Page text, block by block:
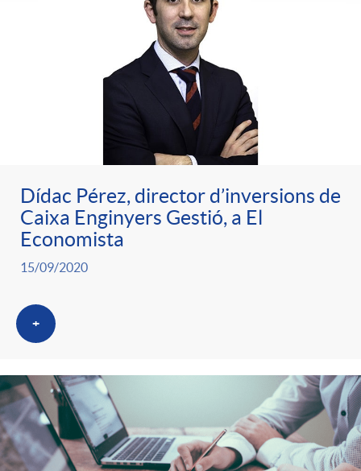
Dídac Pérez, director d’inversions de
Caixa Enginyers Gestió, a El
Economista
15/09/2020
+